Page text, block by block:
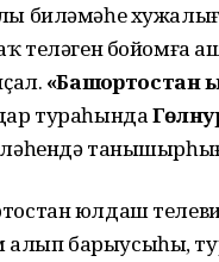
биләмәһе
теләген бойомға
«Башҡортостан
тураһында
юлдаш
барыусыһы,